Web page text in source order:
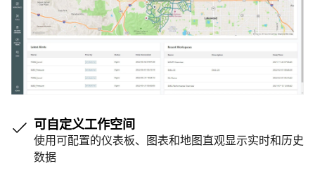
可自定义工作空间
使用可配置的仪表板、图表和地图直观显示实时和历史
数据